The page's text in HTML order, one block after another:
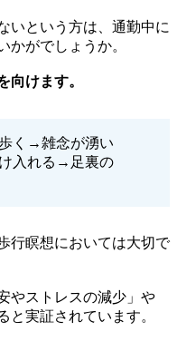
いという方は、通勤中に
かがでしょうか。
向けます。
く→雑念が湧い
入れる→足裏の
行瞑想においては大切で
やストレスの減少」や
と実証されています。